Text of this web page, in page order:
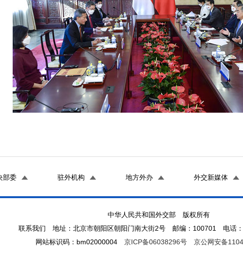
部委 驻外机构 地方外办 外交新媒体
中华人民共和国外交部 版权所有
联系我们 地址：北京市朝阳区朝阳门南大街2号 邮编：100701 电话
网站标识码：bm02000004 京ICP备06038296号 京公网安备